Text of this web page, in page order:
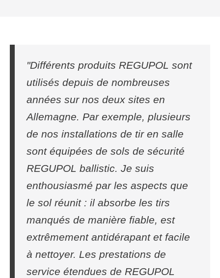
"Différents produits REGUPOL sont
utilisés depuis de nombreuses
années sur nos deux sites en
Allemagne. Par exemple, plusieurs
de nos installations de tir en salle
sont équipées de sols de sécurité
REGUPOL ballistic. Je suis
enthousiasmé par les aspects que
le sol réunit : il absorbe les tirs
manqués de manière fiable, est
extrêmement antidérapant et facile
à nettoyer. Les prestations de
service étendues de REGUPOL